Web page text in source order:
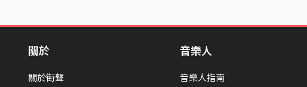
關於
關於街聲
音樂人
音樂人指南